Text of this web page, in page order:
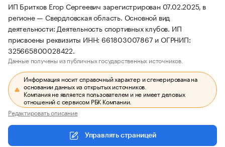
ИП Бритков Егор Сергеевич зарегистрирован 07.02.2025, в
регионе — Свердловская область. Основной вид
деятельности: Деятельность спортивных клубов. ИП
присвоены реквизиты ИНН: 661803007867 и ОГРНИП:
325665800028422.
Данные получены из публичных государственных источников.
Информация носит справочный характер и сгенерирована на
основании данных из открытых источников.
Компания не является пользователем и не имеет деловых
отношений с сервисом РБК Компании.
Редактировать описание
Управлять страницей